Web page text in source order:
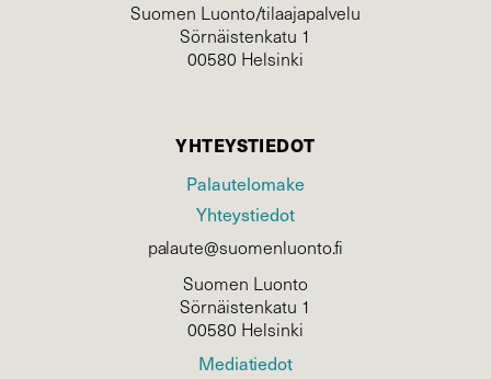
Suomen Luonto/tilaajapalvelu
Sörnäistenkatu 1
00580 Helsinki
YHTEYSTIEDOT
Palautelomake
Yhteystiedot
palaute@suomenluonto.fi
Suomen Luonto
Sörnäistenkatu 1
00580 Helsinki
Mediatiedot